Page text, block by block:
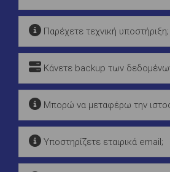
Παρέχετε τεχνική υποστήριξη;
Κάνετε backup των
Μπορώ να μεταφέρω την
Υποστηρίζετε εταιρικά email;